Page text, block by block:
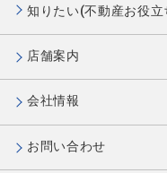
知りたい(不動産お役立
店舗案内
会社情報
お問い合わせ